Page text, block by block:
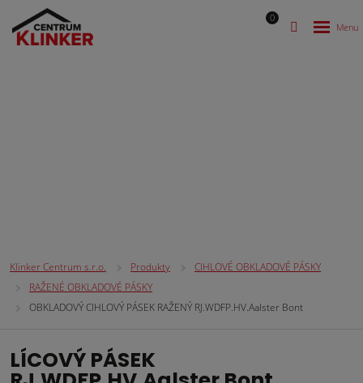
0
Klinker Centrum s.r.o. Produkty
CIHLOVÉ OBKLADOVÉ PÁSKY
RAŽENÉ OBKLADOVÉ PÁSKY
OBKLADOVÝ CIHLOVÝ PÁSEK RAŽENÝ RJ.WDFP.HV.Aalster Bont
LÍCOVÝ PÁSEK